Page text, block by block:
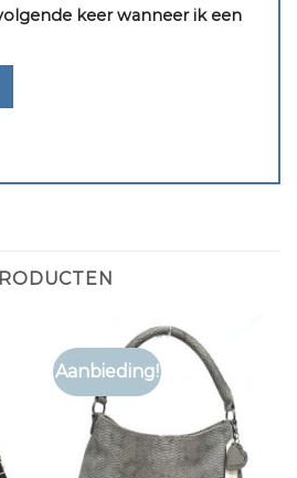
keer wanneer ik een
Aanbieding!